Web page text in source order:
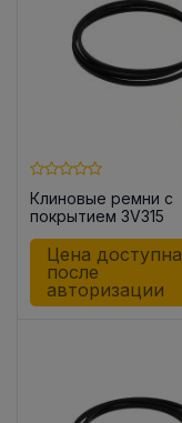
Клиновые ремни с
покрытием 3V315
Цена доступна
после
авторизации